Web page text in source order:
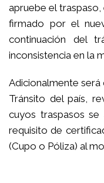
apruebe el
firmado por el
continuación del
inconsistencia en la
Adicionalmente será
Tránsito del país,
cuyos traspasos
requisito de
(Cupo o Póliza) al